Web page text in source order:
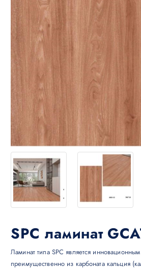
SPC ламинат
Ламинат типа SPC является
преимущественно из карбоната кальция